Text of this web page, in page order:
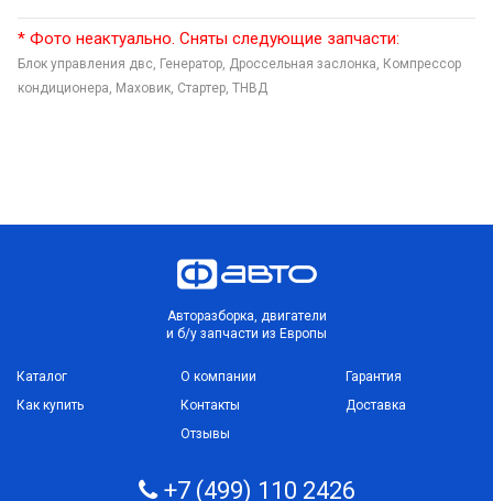
* Фото неактуально. Сняты следующие запчасти:
Блок управления двс, Генератор, Дроссельная заслонка, Компрессор
кондиционера, Маховик, Стартер, ТНВД
Авторазборка, двигатели
и б/у запчасти из Европы
Каталог
Как купить
О компании
Контакты
Отзывы
Гарантия
Доставка
+7 (499) 110 2426